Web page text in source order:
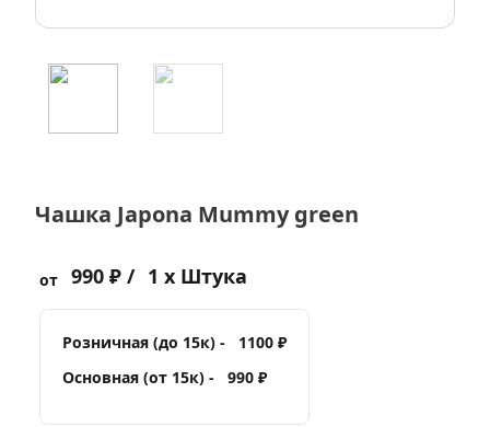
Чашка Japona Mummy green
от 990 ₽ / 1 x Штука
Розничная (до 15к) -
1100 ₽
Основная (от 15к) -
990 ₽